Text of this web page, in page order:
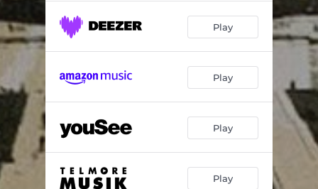
Lars Tyndskids Mark 03:56
Gennemsnitstalent 04:01
Alle Hjerter Længes 03:16
Bror 02:33
Isklumper 02:49
Forhåbningsholms Allé 02:58
Øst / Vest (Vest-Udgave)
Play
Play
Play
Play